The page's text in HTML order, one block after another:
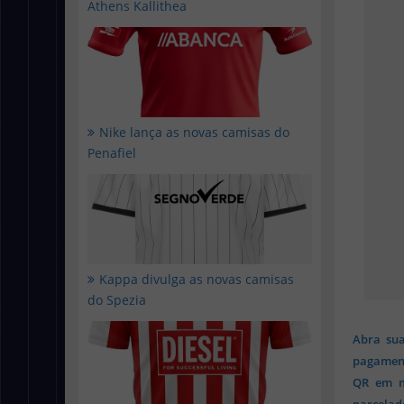
Athens Kallithea
Nike lança as novas camisas do
Penafiel
Kappa divulga as novas camisas
do Spezia
Abra
QR em